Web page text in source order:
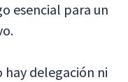
esencial para un
hay delegación ni